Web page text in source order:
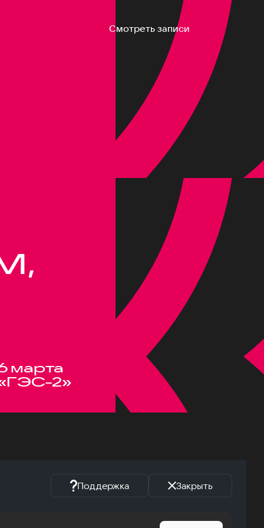
Смотреть записи
марта
2»
Поддержка Закрыть